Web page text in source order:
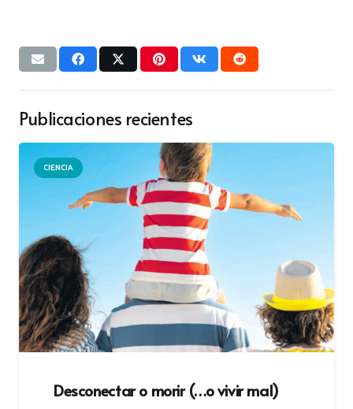
Publicaciones recientes
CIENCIA
Desconectar o morir (…o vivir mal)